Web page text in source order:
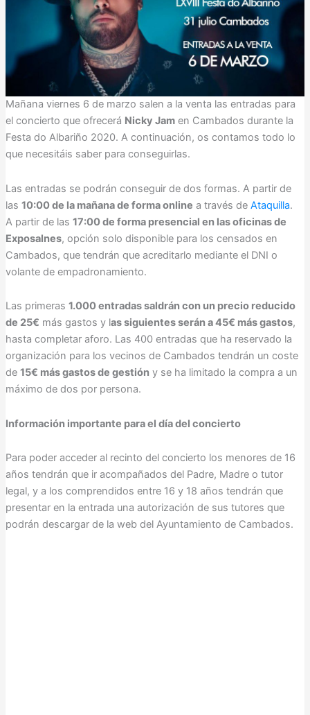
Mañana viernes 6 de marzo salen a la venta las entradas para
el concierto que ofrecerá Nicky Jamen Cambados durante la
Festa do Albariño 2020. A continuación, os contamos todo lo
que necesitáis saber para conseguirlas.
Las entradas se podrán conseguir de dos formas. A partir de
las 10:00 de la mañana de forma online a través de Ataquilla.
A partir de las 17:00 de forma presencial en las oficinas de
Exposalnes, opción solo disponible para los censados en
Cambados, que tendrán que acreditarlo mediante el DNI o
volante de empadronamiento.
Las primeras 1.000 entradas saldrán con un precio reducido
de 25€ más gastos y las siguientes serán a 45€ más gastos,
hasta completar aforo. Las 400 entradas que ha reservado la
organización para los vecinos de Cambados tendrán un coste
de 15€ más gastos de gestióny se ha limitado la compra a un
máximo de dos por persona.
Información importante para el día del concierto
Para poder acceder al recinto del concierto los menores de 16
años tendrán que ir acompañados del Padre, Madre o tutor
legal, y a los comprendidos entre 16 y 18 años tendrán que
presentar en la entrada una autorización de sus tutores que
podrán descargar de la web del Ayuntamiento de Cambados.